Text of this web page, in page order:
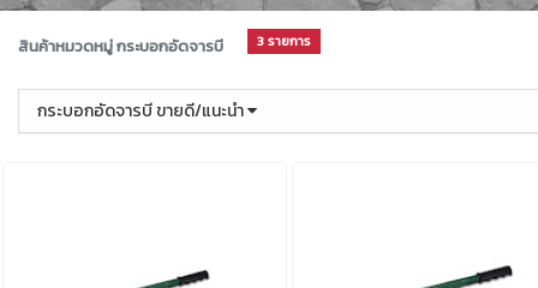
สินค้าหมวดหมู่ กระบอกอัดจารบี 3 รายการ
กระบอกอัดจารบี ขายดี/แนะนำ